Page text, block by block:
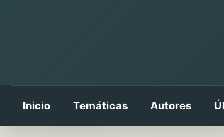
Inicio Temáticas Autores